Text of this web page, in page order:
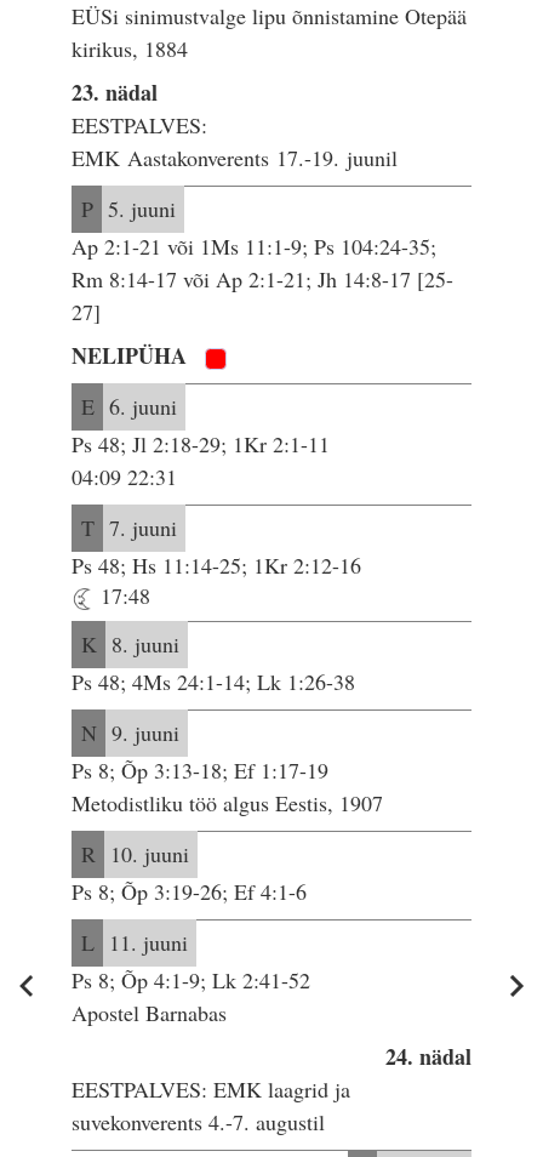
EÜSi sinimustvalge lipu õnnistamine Otepää
kirikus, 1884
23. nädal
EESTPALVES:
EMK Aastakonverents 17.-19. juunil
P 5. juuni
Ap 2:1-21 või 1Ms 11:1-9; Ps 104:24-35;
Rm 8:14-17 või Ap 2:1-21; Jh 14:8-17 [25-
27]
NELIPÜHA
E 6. juuni
Ps 48; Jl 2:18-29; 1Kr 2:1-11
04:09 22:31
T 7. juuni
Ps 48; Hs 11:14-25; 1Kr 2:12-16
17:48
K 8. juuni
Ps 48; 4Ms 24:1-14; Lk 1:26-38
N 9. juuni
Ps 8; Õp 3:13-18; Ef 1:17-19
Metodistliku töö algus Eestis, 1907
R
10. juuni
Ps 8; Õp 3:19-26; Ef 4:1-6
L
11. juuni
Ps 8; Õp 4:1-9; Lk 2:41-52
Apostel Barnabas
24. nädal
EESTPALVES: EMK laagrid ja
suvekonverents 4.-7. augustil